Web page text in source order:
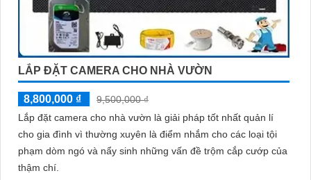
LẮP ĐẶT CAMERA CHO NHÀ VƯỜN
8,800,000 ₫
9,500,000 ₫
Lắp đặt camera cho nhà vườn là giải pháp tốt nhất quản lí
cho gia đình vì thường xuyên là điểm nhắm cho các loại tội
phạm dòm ngó và nẩy sinh những vấn đề trộm cắp cướp của
thậm chí.